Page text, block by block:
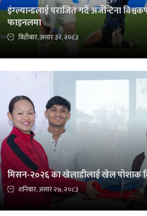
इंग्ल्यान्डलाई पराजित गर्दै अर्जेन्टिना
फाइनलमा
बिहीबार, असार ३२, २०८३
मिसन-२०२६ का खेलाडीलाई खेल पोशाक
शनिबार, असार २७, २०८३